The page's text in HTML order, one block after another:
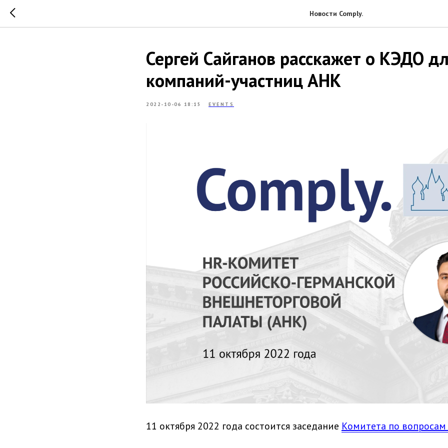
Новости Comply.
Сергей Сайганов расскажет о КЭДО
компаний-участниц AHK
2022-10-06 18:15 EVENTS
11 октября 2022 года состоится заседание Комитета по